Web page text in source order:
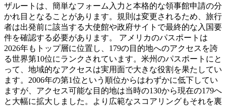
ザルートは、簡単なフォーム入力と本格的な領事館申請の分
かれ目となることがあります。規則は変更されるため、旅行
者は出発前に該当する大使館や政府サイトで最終的な入国要
件を確認する必要があります。 アメリカのパスポートは
2026年もトップ層に位置し、179の目的地へのアクセスを誇
る世界第10位にランクされています。米州のパスポートにと
って、地域的なアクセスは実用面で大きな役割を果たしてい
ます。2006年の第1位という順位からはわずかに低下してい
ますが、アクセス可能な目的地は当時の130から現在の179へ
と大幅に拡大しました。より広範なスコアリングもそれを裏